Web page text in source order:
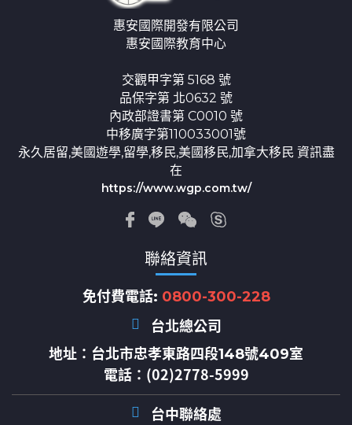
惠安國際開發有限公司
惠安國際教育中心
交觀甲字第 5168 號
品保字第 北0632 號
內政部證書第 C0010 號
中移廣字第110033001號
永久居留,美國遊學,留學,移民,美國移民,加拿大移民 資訊盡
在
https://www.wgp.com.tw/
聯絡資訊
免付費電話: 0800-300-228
台北總公司
地址： 台北市忠孝東路四段148號409室
電話：(02)2778-5999
台中聯絡處